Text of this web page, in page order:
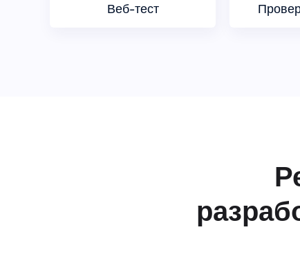
Веб-тест